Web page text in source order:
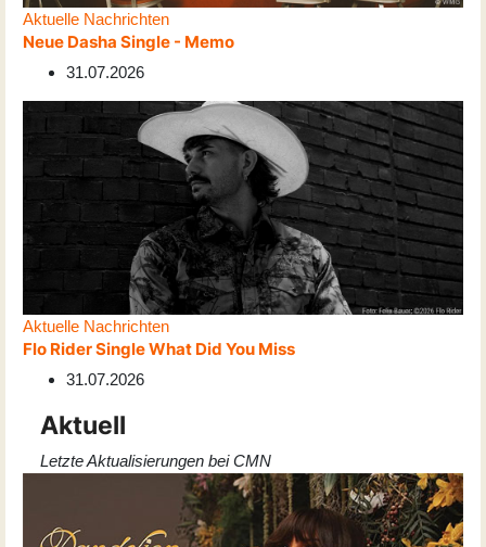
Aktuelle Nachrichten
Neue Dasha Single - Memo
31.07.2026
Aktuelle Nachrichten
Flo Rider Single What Did You Miss
31.07.2026
Aktuell
Letzte Aktualisierungen bei CMN